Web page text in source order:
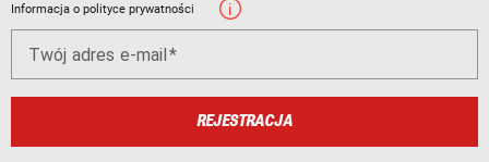
Informacja o polityce prywatności
Twój adres e-mail
REJESTRACJA